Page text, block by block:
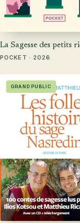
La Sagesse des petits
POCKET · 2026
GRAND PUBLIC